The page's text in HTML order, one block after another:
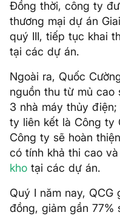
Đồng thời, công ty
thương mại dự án
quý III, tiếp tục khai
tại các dự án.
Ngoài ra, Quốc
nguồn thu từ mủ cao
3 nhà máy thủy
ty liên kết là Công ty
Công ty sẽ hoàn
có tính khả thi cao
kho tại các dự án.
Quý I năm nay,
đồng, giảm gần 77%